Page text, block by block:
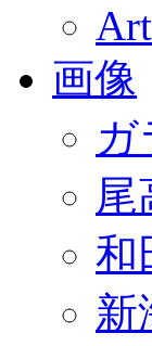
画像
ガ
尾
和
新